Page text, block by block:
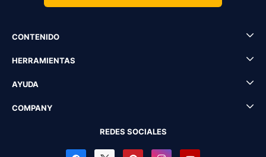
CONTENIDO
HERRAMIENTAS
AYUDA
COMPANY
REDES SOCIALES